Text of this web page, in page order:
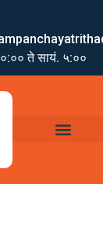
ते सायं. ५:००